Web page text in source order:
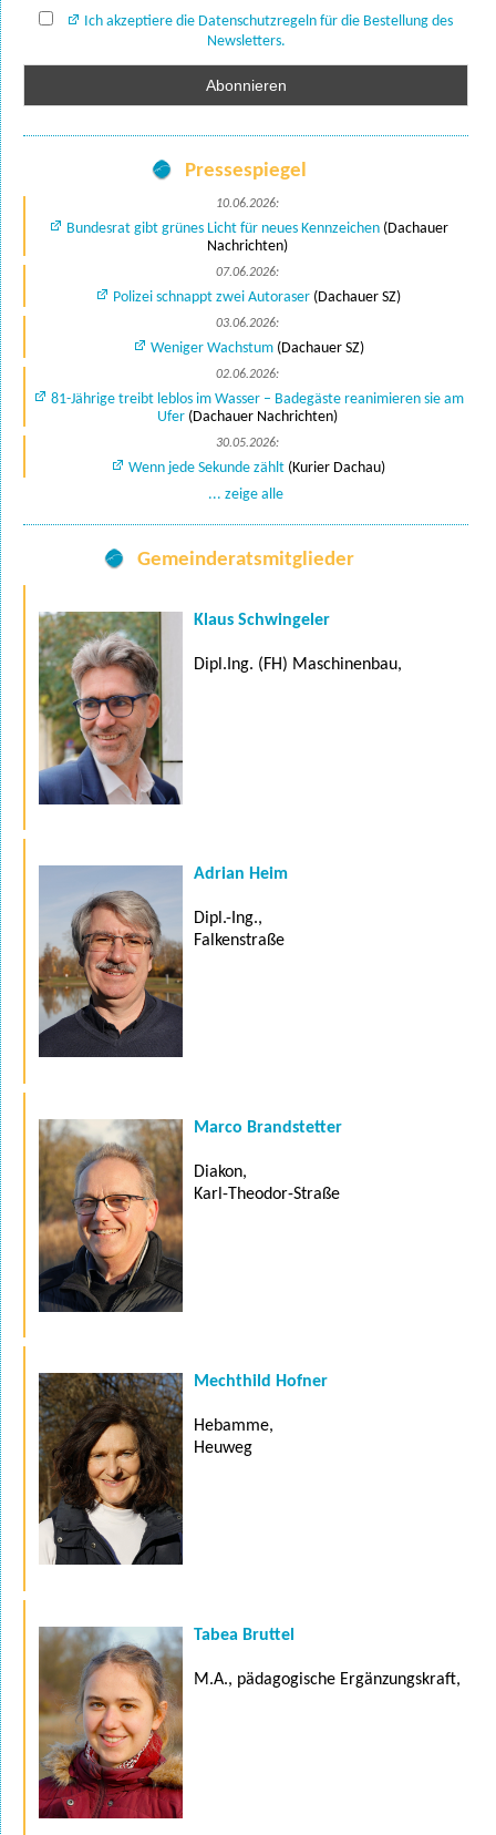
Ich akzeptiere die Datenschutzregeln für die Bestellung des
Newsletters.
Pressespiegel
10.06.2026:
Bundesrat gibt grünes Licht für neues Kennzeichen(Dachauer
Nachrichten)
07.06.2026:
Polizei schnappt zwei Autoraser (Dachauer SZ)
03.06.2026:
Weniger Wachstum(Dachauer SZ)
02.06.2026:
81-Jährige treibt leblos im Wasser – Badegäste reanimieren sie am
Ufer(Dachauer Nachrichten)
30.05.2026:
Wenn jede Sekunde zählt (Kurier Dachau)
... zeige alle
Gemeinderatsmitglieder
Klaus Schwingeler
Dipl.Ing. (FH) Maschinenbau,
Adrian Heim
Dipl.-Ing.,
Falkenstraße
Marco Brandstetter
Diakon,
Karl-Theodor-Straße
Mechthild Hofner
Hebamme,
Heuweg
Tabea Bruttel
M.A., pädagogische Ergänzungskraft,